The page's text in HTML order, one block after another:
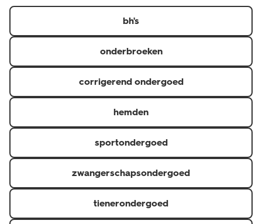
er in diverse kleuren, designs en verschillende maten.
bh's
onderbroeken
corrigerend ondergoed
hemden
sportondergoed
zwangerschapsondergoed
tienerondergoed